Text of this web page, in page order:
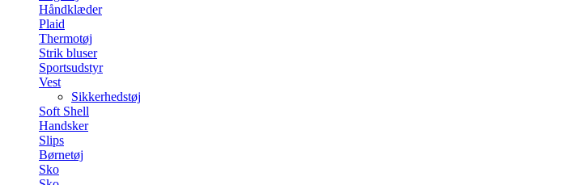
Håndklæder
Plaid
Thermotøj
Strik bluser
Sportsudstyr
Vest
Sikkerhedstøj
Soft Shell
Handsker
Slips
Børnetøj
Sko